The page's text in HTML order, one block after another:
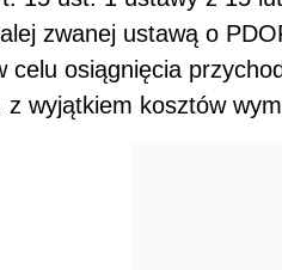
zwanej ustawą o
celu osiągnięcia
z wyjątkiem kosztów